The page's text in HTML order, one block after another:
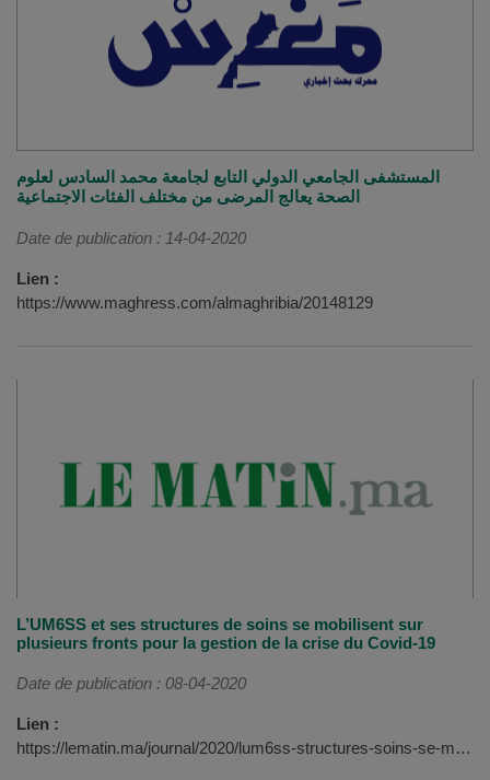
المستشفى الجامعي الدولي التابع لجامعة محمد السادس لعلوم
الصحة يعالج المرضى من مختلف الفئات الاجتماعية
Date de publication : 14-04-2020
Lien :
https://www.maghress.com/almaghribia/20148129
L’UM6SS et ses structures de soins se mobilisent sur
plusieurs fronts pour la gestion de la crise du Covid-19
Date de publication : 08-04-2020
Lien :
https://lematin.ma/journal/2020/lum6ss-structures-soins-se-mobilisent-plusieurs-fronts-gestion-crise-covid-19/335187.html